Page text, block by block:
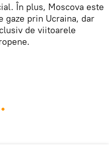
În plus, Moscova este
gaze prin Ucraina, dar
de viitoarele